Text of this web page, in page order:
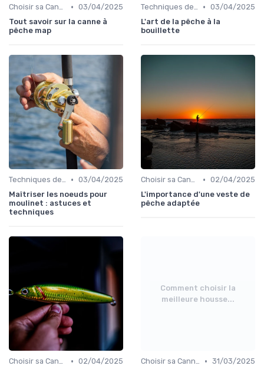
Choisir sa Canne et son Équipement • 03/04/2025
Tout savoir sur la canne à
pêche map
Techniques de Pêche • 03/04/2025
L'art de la pêche à la
bouillette
Techniques de Pêche • 03/04/2025
Maîtriser les noeuds pour
moulinet : astuces et
techniques
Choisir sa Canne et son Équipement • 02/04/2025
L'importance d'une veste de
pêche adaptée
Choisir sa Canne et son Équipement • 02/04/2025
Comment choisir la
meilleure housse...
Choisir sa Canne et son Équipement • 31/03/2025